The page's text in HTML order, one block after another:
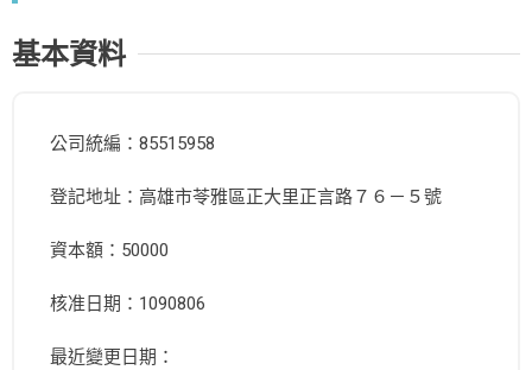
基本資料
公司統編：85515958
登記地址：高雄市苓雅區正大里正言路７６－５號
資本額：50000
核准日期：1090806
最近變更日期：